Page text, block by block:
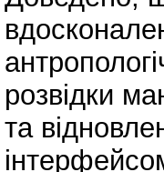
розвідки
та